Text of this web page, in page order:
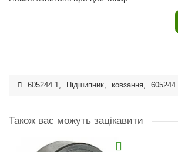
605244.1, Підшипник, ковзання, 605244
Також вас можуть зацікавити